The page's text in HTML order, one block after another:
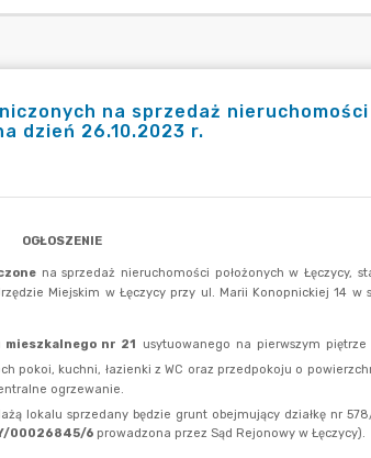
na sprzedaż
dzień 26.10.2023 r.